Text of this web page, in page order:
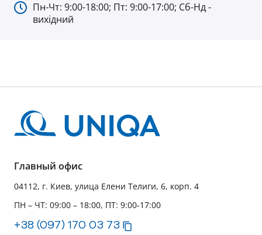
Пн-Чт: 9:00-18:00; Пт: 9:00-17:00; Сб-Нд -
вихідний
Главный офис
04112, г. Киев, улица Елени Телиги, 6, корп. 4
ПН – ЧТ: 09:00 – 18:00, ПТ: 9:00-17:00
+38 (097) 170 03 73